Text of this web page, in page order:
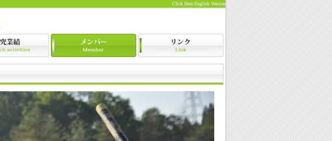
Click Here:English Version